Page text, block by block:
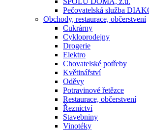
Pečovatelská služba
Obchody, restaurace, občerstvení
Cukrárny
Cykloprodejny
Drogerie
Elektro
Chovatelské potřeby
Květinářství
Oděvy
Potravinové řetězce
Restaurace, občerstvení
Řeznictví
Stavebniny
Vinotéky